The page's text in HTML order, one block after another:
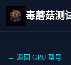
毒蘑菇测
← 返回 GPU 型号